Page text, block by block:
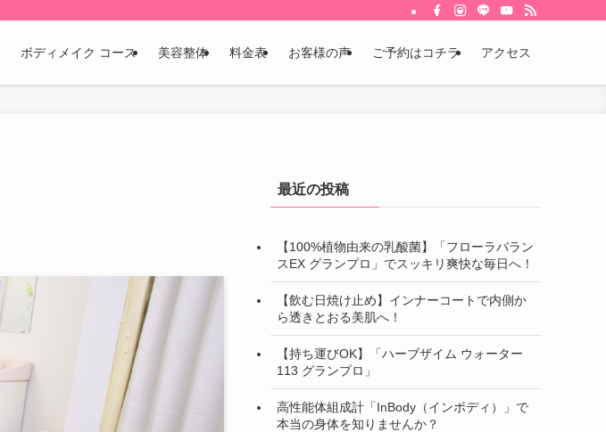
ボディメイク コース 美容整体 料金表 お客様の声 ご予約はコチラ アクセス
最近の投稿
【100%植物由来の乳酸菌】「フローラバラン
スEX グランプロ」でスッキリ爽快な毎日へ！
【飲む日焼け止め】インナーコートで内側か
ら透きとおる美肌へ！
【持ち運びOK】「ハーブザイム ウォーター
113 グランプロ」
高性能体組成計「InBody（インボディ）」で
本当の身体を知りませんか？